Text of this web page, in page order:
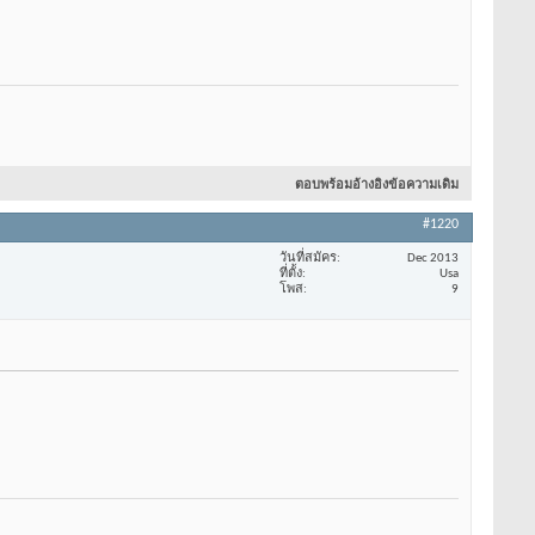
ตอบพร้อมอ้างอิงข้อความเดิม
#1220
วันที่สมัคร
Dec 2013
ที่ตั้ง
Usa
โพส
9